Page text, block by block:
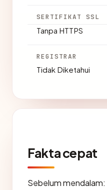
SERTIFIKAT SSL
Tanpa HTTPS
REGISTRAR
Tidak Diketahui
Fakta cepat
Sebelum mendalam: